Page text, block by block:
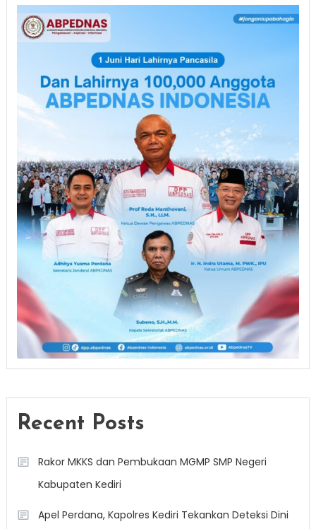
Recent Posts
Rakor MKKS dan Pembukaan MGMP SMP Negeri
Kabupaten Kediri
Apel Perdana, Kapolres Kediri Tekankan Deteksi Dini